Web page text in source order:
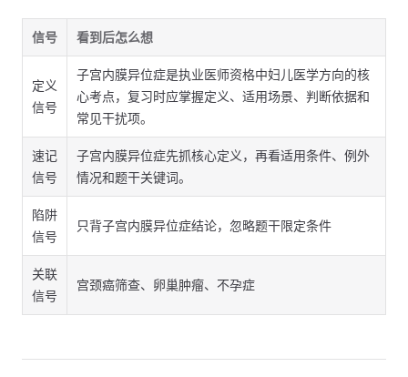
信号 看到后怎么想
定义
信号
子宫内膜异位症是执业医师资格中妇儿医学方向的核
心考点，复习时应掌握定义、适用场景、判断依据和
常见干扰项。
速记
信号
子宫内膜异位症先抓核心定义，再看适用条件、例外
情况和题干关键词。
陷阱
信号
只背子宫内膜异位症结论，忽略题干限定条件
关联
信号
宫颈癌筛查、卵巢肿瘤、不孕症